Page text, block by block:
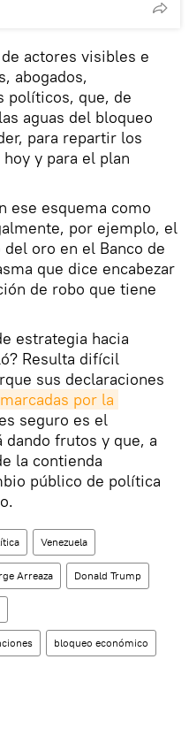
actores visibles e
abogados,
políticos, que, de
aguas del bloqueo
para repartir los
y para el plan
ese esquema como
por ejemplo, el
oro en el Banco de
que dice encabezar
de robo que tiene
estrategia hacia
Resulta difícil
sus declaraciones
marcadas por la
seguro es el
frutos y que, a
la contienda
público de política
Venezuela
Arreaza Donald Trump
bloqueo económico